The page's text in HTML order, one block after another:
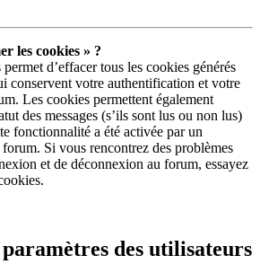
les cookies » ?
d’effacer tous les cookies générés
conservent votre authentification et votre
Les cookies permettent également
des messages (s’ils sont lus ou non lus)
fonctionnalité a été activée par un
Si vous rencontrez des problèmes
et de déconnexion au forum, essayez
des utilisateurs